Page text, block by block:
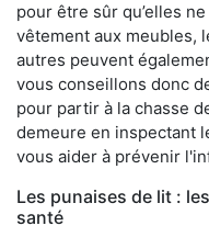
pour être sûr qu’elles
vêtement aux meubles,
autres peuvent
vous conseillons donc
pour partir à la chasse
demeure en inspectant
vous aider à prévenir
Les punaises de lit :
santé